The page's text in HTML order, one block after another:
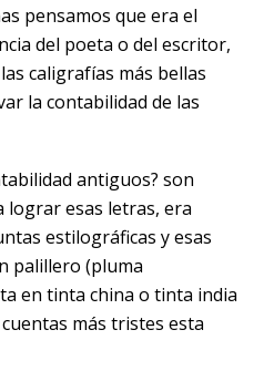
pensamos que era el
del poeta o del escritor,
caligrafías más bellas
la contabilidad de las
antiguos? son
lograr esas letras, era
estilográficas y esas
palillero (pluma
en tinta china o tinta india
más tristes esta